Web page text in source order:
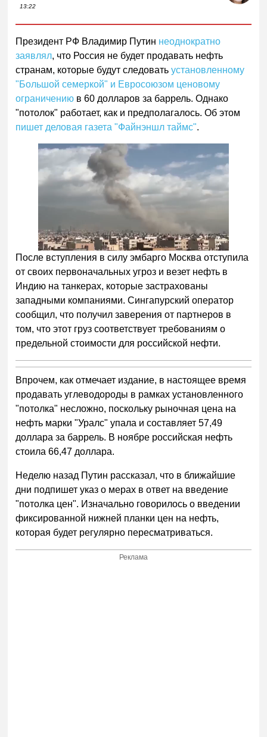
13:22
Президент РФ Владимир Путин неоднократно
заявлял, что Россия не будет продавать нефть
странам, которые будут следоватьустановленному
"Большой семеркой" и Евросоюзом ценовому
ограничению в 60 долларов за баррель. Однако
"потолок" работает, как и предполагалось. Об этом
пишет деловая газета "Файнэншл таймс".
После вступления в силу эмбарго Москва отступила
от своих первоначальных угроз и везет нефть в
Индию на танкерах, которые застрахованы
западными компаниями. Сингапурский оператор
сообщил, что получил заверения от партнеров в
том, что этот груз соответствует требованиям о
предельной стоимости для российской нефти.
Впрочем, как отмечает издание, в настоящее время
продавать углеводороды в рамках установленного
"потолка" несложно, поскольку рыночная цена на
нефть марки "Уралс" упала и составляет 57,49
доллара за баррель. В ноябре российская нефть
стоила 66,47 доллара.
Неделю назад Путин рассказал, что в ближайшие
дни подпишет указ о мерах в ответ на введение
"потолка цен". Изначально говорилось о введении
фиксированной нижней планки цен на нефть,
которая будет регулярно пересматриваться.
Реклама